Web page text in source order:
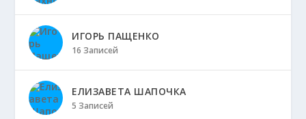
ИГОРЬ ПАЩЕНКО
16 Записей
ЕЛИЗАВЕТА ШАПОЧКА
5 Записей